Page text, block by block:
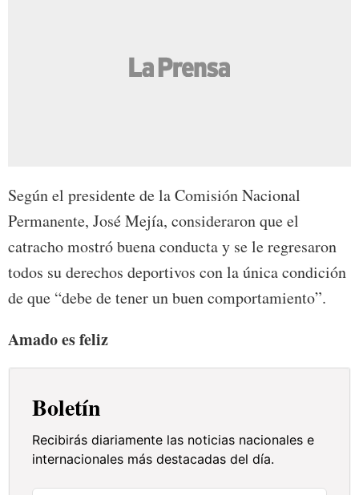
Según el presidente de la Comisión Nacional
Permanente, José Mejía, consideraron que el
catracho mostró buena conducta y se le regresaron
todos su derechos deportivos con la única condición
de que “debe de tener un buen comportamiento”.
Amado es feliz
Boletín
Recibirás diariamente las noticias nacionales e
internacionales más destacadas del día.